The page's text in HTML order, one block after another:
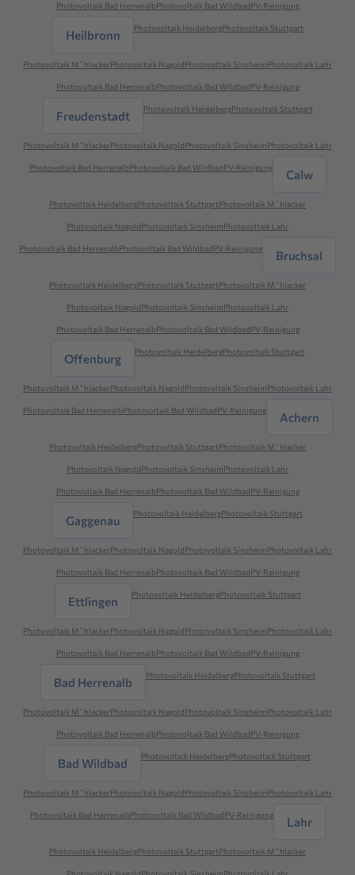
Photovoltaik Bad HerrenalbPhotovoltaik Bad WildbadPV-Reinigung
Heilbronn Photovoltaik HeidelbergPhotovoltaik Stuttgart
Photovoltaik M˜hlackerPhotovoltaik NagoldPhotovoltaik SinsheimPhotovoltaik Lahr
Photovoltaik Bad HerrenalbPhotovoltaik Bad WildbadPV-Reinigung
Freudenstadt Photovoltaik HeidelbergPhotovoltaik Stuttgart
Photovoltaik M˜hlackerPhotovoltaik NagoldPhotovoltaik SinsheimPhotovoltaik Lahr
Photovoltaik Bad HerrenalbPhotovoltaik Bad WildbadPV-Reinigung Calw
Photovoltaik HeidelbergPhotovoltaik StuttgartPhotovoltaik M˜hlacker
Photovoltaik NagoldPhotovoltaik SinsheimPhotovoltaik Lahr
Photovoltaik Bad HerrenalbPhotovoltaik Bad WildbadPV-Reinigung Bruchsal
Photovoltaik HeidelbergPhotovoltaik StuttgartPhotovoltaik M˜hlacker
Photovoltaik NagoldPhotovoltaik SinsheimPhotovoltaik Lahr
Photovoltaik Bad HerrenalbPhotovoltaik Bad WildbadPV-Reinigung
Offenburg Photovoltaik HeidelbergPhotovoltaik Stuttgart
Photovoltaik M˜hlackerPhotovoltaik NagoldPhotovoltaik SinsheimPhotovoltaik Lahr
Photovoltaik Bad HerrenalbPhotovoltaik Bad WildbadPV-Reinigung Achern
Photovoltaik HeidelbergPhotovoltaik StuttgartPhotovoltaik M˜hlacker
Photovoltaik NagoldPhotovoltaik SinsheimPhotovoltaik Lahr
Photovoltaik Bad HerrenalbPhotovoltaik Bad WildbadPV-Reinigung
Gaggenau Photovoltaik HeidelbergPhotovoltaik Stuttgart
Photovoltaik M˜hlackerPhotovoltaik NagoldPhotovoltaik SinsheimPhotovoltaik Lahr
Photovoltaik Bad HerrenalbPhotovoltaik Bad WildbadPV-Reinigung
Ettlingen Photovoltaik HeidelbergPhotovoltaik Stuttgart
Photovoltaik M˜hlackerPhotovoltaik NagoldPhotovoltaik SinsheimPhotovoltaik Lahr
Photovoltaik Bad HerrenalbPhotovoltaik Bad WildbadPV-Reinigung
Bad Herrenalb Photovoltaik HeidelbergPhotovoltaik Stuttgart
Photovoltaik M˜hlackerPhotovoltaik NagoldPhotovoltaik SinsheimPhotovoltaik Lahr
Photovoltaik Bad HerrenalbPhotovoltaik Bad WildbadPV-Reinigung
Bad Wildbad Photovoltaik HeidelbergPhotovoltaik Stuttgart
Photovoltaik M˜hlackerPhotovoltaik NagoldPhotovoltaik SinsheimPhotovoltaik Lahr
Photovoltaik Bad HerrenalbPhotovoltaik Bad WildbadPV-Reinigung Lahr
Photovoltaik HeidelbergPhotovoltaik StuttgartPhotovoltaik M˜hlacker